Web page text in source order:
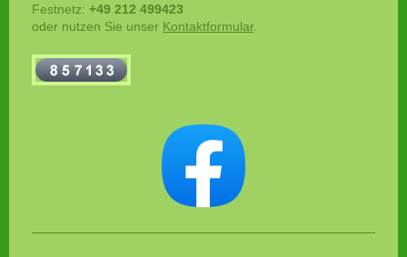
Festnetz: +49 212 499423
oder nutzen Sie unser Kontaktformular.